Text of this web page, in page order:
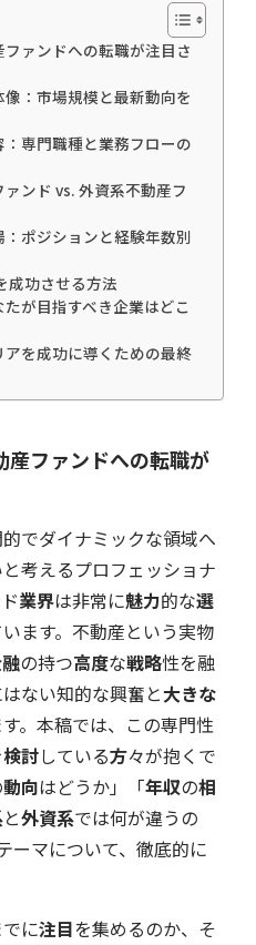
ァンドへの転職が注目さ
：市場規模と最新動向を
専門職種と業務フローの
ァンド vs. 外資系不動産フ
ポジションと経験年数別
成功させる方法
が目指すべき企業はどこ
を成功に導くための最終
産ファンドへの転職が
でダイナミックな領域へ
考えるプロフェッショナ
業界は非常に魅力的な選
ます。不動産という実物
の持つ高度な戦略性を融
ない知的な興奮と大きな
。本稿では、この専門性
検討している方々が抱くで
動向はどうか」「年収の相
と外資系では何が違うの
ーマについて、徹底的に
に注目を集めるのか、そ